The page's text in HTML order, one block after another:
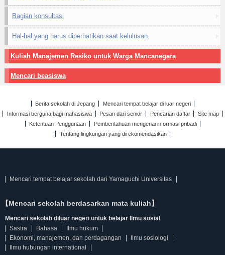
Bagian konsultasi
Hal-hal yang harus diperhatikan saat kelulusan
Kuliah Manajemen Resiko untuk Warga Mancanegara
Mencari beasiswa
Berita sekolah di Jepang
Mencari tempat belajar di luar negeri
Informasi berguna bagi mahasiswa
Pesan dari senior Pencarian daftar
Site map
Ketentuan Penggunaan
Pemberitahuan mengenai informasi pribadi
Tentang lingkungan yang direkomendasikan
Mencari tempat belajar sekolah dari Yamaguchi Universitas
【Mencari sekolah berdasarkan mata kuliah】
Mencari sekolah diluar negeri untuk belajar Ilmu sosial
Sastra
Bahasa
Ilmu hukum
Ekonomi, manajemen, dan perdagangan
Ilmu sosiologi
Ilmu hubungan international